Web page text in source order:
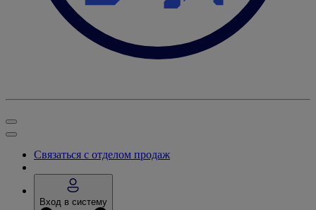
Связаться с отделом продаж
Вход в систему